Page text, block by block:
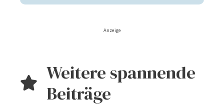
Anzeige
Weitere spannende
Beiträge